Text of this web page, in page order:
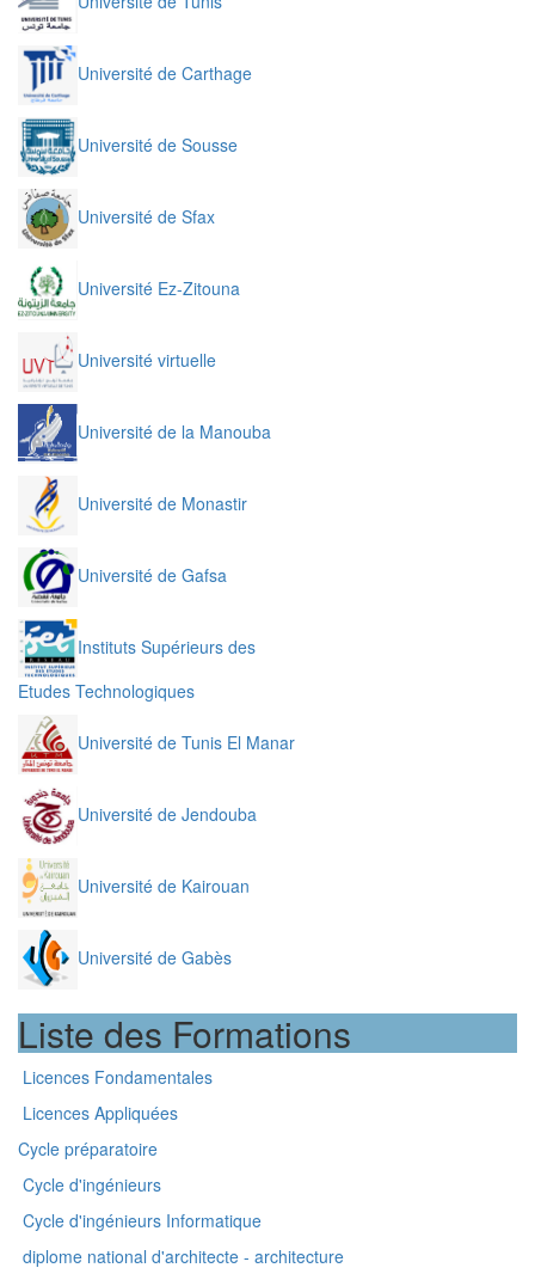
Université de Carthage
Université de Sousse
Université de Sfax
Université Ez-Zitouna
Université virtuelle
Université de la Manouba
Université de Monastir
Université de Gafsa
Instituts Supérieurs des
Etudes Technologiques
Université de Tunis El Manar
Université de Jendouba
Université de Kairouan
Université de Gabès
Liste des Formations
Licences Fondamentales
Licences Appliquées
Cycle préparatoire
Cycle d'ingénieurs
Cycle d'ingénieurs Informatique
diplome national d'architecte - architecture